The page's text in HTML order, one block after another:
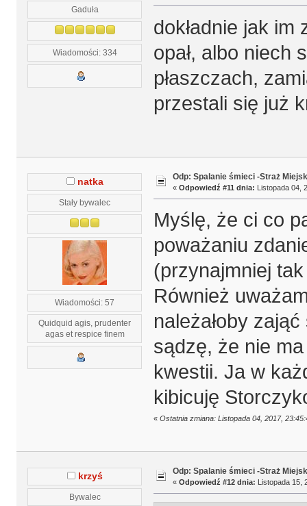
Gaduła
Wiadomości: 334
dokładnie jak im
opał, albo niech
płaszczach,
przestali się już
natka
Stały bywalec
Wiadomości: 57
Quidquid agis, prudenter
agas et respice finem
Odp: Spalanie śmieci -Straż
« Odpowiedź #11 dnia: Listopada 04,
Myślę, że ci co
poważaniu
(przynajmniej
Również
należałoby
sądzę, że nie
kwestii. Ja w
kibicuję
« Ostatnia zmiana: Listopada 04, 2017,
krzyś
Bywalec
Odp: Spalanie śmieci -Straż
« Odpowiedź #12 dnia: Listopada 15,